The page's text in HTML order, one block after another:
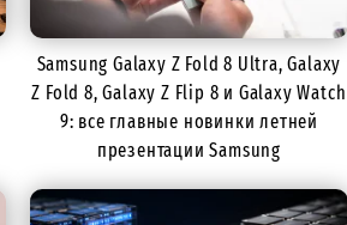
Samsung Galaxy Z Fold 8 Ultra, Galaxy
Z Fold 8, Galaxy Z Flip 8 и Galaxy Watch
9: все главные новинки летней
презентации Samsung